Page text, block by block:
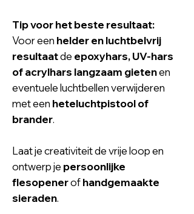
Tip voor het beste resultaat:
Voor een helder en luchtbelvrij
resultaatde epoxyhars,UV-hars
of acrylhars langzaam gietenen
eventuele luchtbellen verwijderen
met een heteluchtpistool of
brander.
Laat je creativiteit de vrije loop en
ontwerp je persoonlijke
flesopenerofhandgemaakte
sieraden.